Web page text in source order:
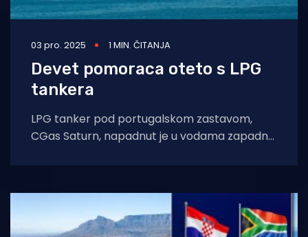
03 pro. 2025 1 MIN. ČITANJA
Devet pomoraca oteto s LPG
tankera
LPG tanker pod portugalskom zastavom,
CGas Saturn, napadnut je u vodama zapadno
već godinama